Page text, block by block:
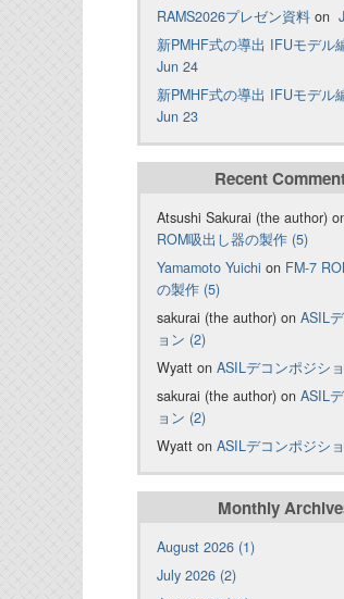
RAMS2026プレゼン資料 on
新PMHF式の導出 IFUモデル
Jun 24
新PMHF式の導出 IFUモデル
Jun 23
Recent
Atsushi Sakurai (the author)
ROM吸出し器の製作 (5)
Yamamoto Yuichi on FM-7
の製作 (5)
sakurai (the author) on ASIL
ョン (2)
Wyatt on ASILデコンポジシ
sakurai (the author) on ASIL
ョン (2)
Wyatt on ASILデコンポジシ
Monthly
August 2026 (1)
July 2026 (2)